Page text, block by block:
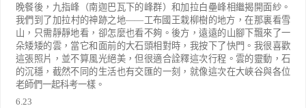
晚餐後，九指峰（南迦巴瓦下的峰群）和加拉白壘峰相繼揭開面紗。
我們到了加拉村的神跡之地——工布國王栽柳樹的地方，在那裏看雪
山，只需靜靜地看，卻怎麼也看不夠。後方，遠遠的山腳下飄來了一
朵矮矮的雲，當它和面前的大石頭相對時，我按下了快門。我很喜歡
這張照片，並不算風光絕美，但很適合詮釋這次行程。雲的靈動，石
的沉穩，截然不同的生活也有交匯的一刻，就像這次在大峽谷與各位
老師們一起科考一樣。
6.23